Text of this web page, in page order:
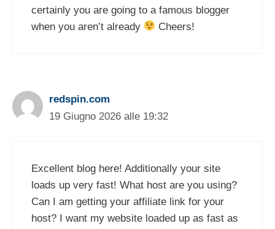
certainly you are going to a famous blogger
when you aren’t already
Cheers!
redspin.com
19 Giugno 2026 alle 19:32
Excellent blog here! Additionally your site
loads up very fast! What host are you using?
Can I am getting your affiliate link for your
host? I want my website loaded up as fast as